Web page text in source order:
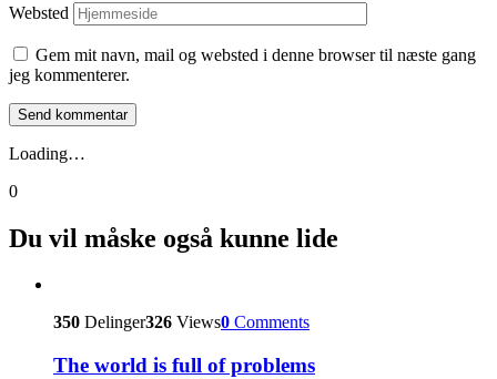
Websted
Gem mit navn, mail og websted i denne browser til næste gang
jeg kommenterer.
Loading…
0
Du vil måske også kunne lide
350 Delinger326 Views0 Comments
The world is full of problems